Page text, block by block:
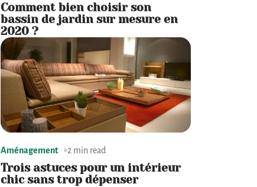
Comment bien choisir son
bassin de jardin sur mesure en
2020 ?
Aménagement 2 min read
Trois astuces pour un intérieur
chic sans trop dépenser